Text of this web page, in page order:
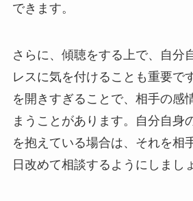
できます。
さらに、傾聴をする上で、自分
レスに気を付けることも重要で
を開きすぎることで、相手の感
まうことがあります。自分自身
を抱えている場合は、それを相
日改めて相談するようにしまし